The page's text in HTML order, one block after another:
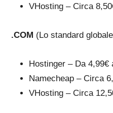
VHosting – Circa
.COM (Lo standard
Hostinger – Da 4,99€
Namecheap – Circa
VHosting – Circa